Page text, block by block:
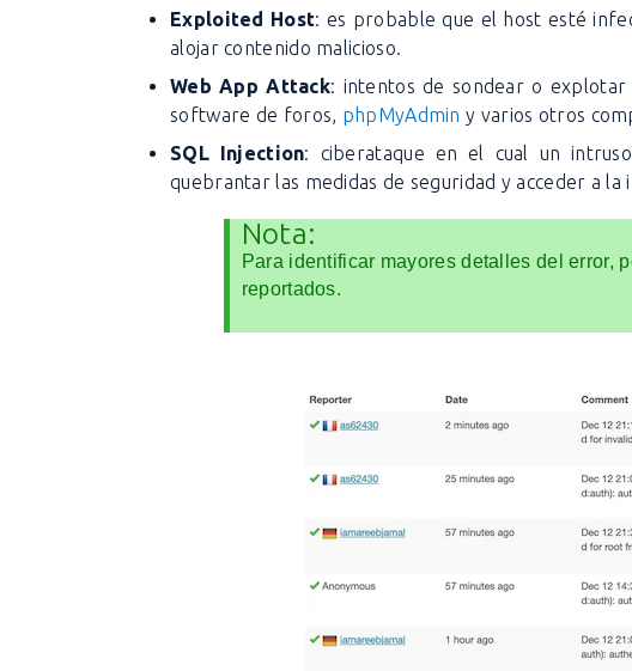
Exploited Host: es probable que el host esté
alojar contenido malicioso.
Web App Attack: intentos de sondear o explotar
software de foros, phpMyAdmin y varios otros
SQL Injection: ciberataque en el cual un
quebrantar las medidas de seguridad y acceder a la
Nota:
Para identificar mayores detalles del error,
reportados.